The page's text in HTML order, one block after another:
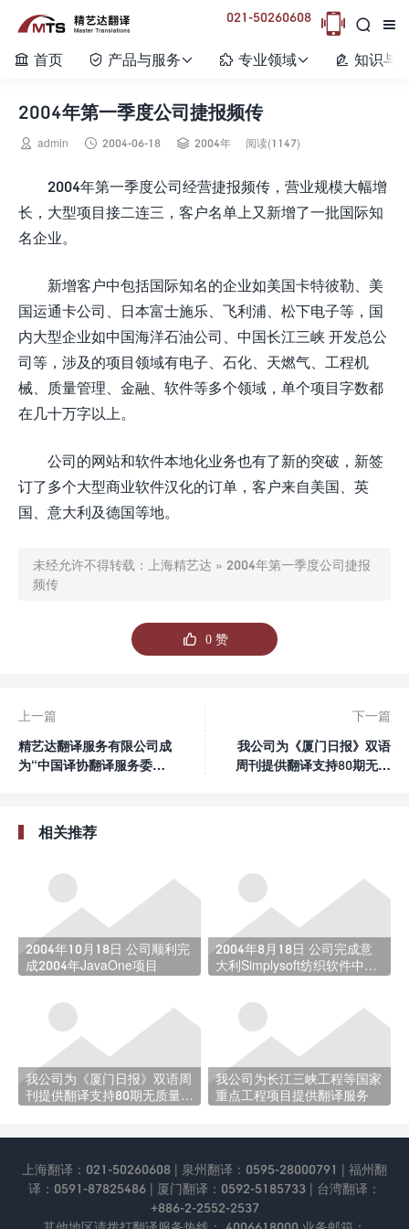


021-50260608 
 首页  产品与服务  专业领域  知识与
2004年第一季度公司捷报频传
 admin  2004-06-18  2004年 阅读(1147)
2004年第一季度公司经营捷报频传，营业规模大幅增
长，大型项目接二连三，客户名单上又新增了一批国际知
名企业。
新增客户中包括国际知名的企业如美国卡特彼勒、美
国运通卡公司、日本富士施乐、飞利浦、松下电子等，国
内大型企业如中国海洋石油公司、中国长江三峡 开发总公
司等，涉及的项目领域有电子、石化、天燃气、工程机
械、质量管理、金融、软件等多个领域，单个项目字数都
在几十万字以上。
公司的网站和软件本地化业务也有了新的突破，新签
订了多个大型商业软件汉化的订单，客户来自美国、英
国、意大利及德国等地。
未经允许不得转载： 上海精艺达 » 2004年第一季度公司捷报
频传
 0赞
上一篇
精艺达翻译服务有限公司成
为“中国译协翻译服务委员
下一篇
我公司为《厦门日报》双语
周刊提供翻译支持80期无质
相关推荐
2004年10月18日 公司顺利完
成2004年JavaOne项目
2004年8月18日 公司完成意
大利Simplysoft纺织软件中文
我公司为《厦门日报》双语周
刊提供翻译支持80期无质量问
我公司为长江三峡工程等国家
重点工程项目提供翻译服务
上海翻译：021-50260608 | 泉州翻译：0595-28000791 | 福州翻
译：0591-87825486 | 厦门翻译：0592-5185733 | 台湾翻译：
+886-2-2552-2537